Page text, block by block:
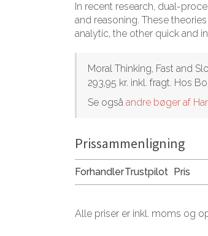
In recent research, dual-
and reasoning. These
analytic, the other quick and
Moral Thinking, Fast and
293,95 kr. inkl. fragt. Hos
Se også andre bøger af
Prissammenligning
ForhandlerTrustpilot Pris
Alle priser er inkl. moms og